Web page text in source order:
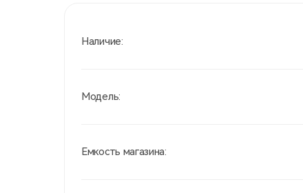
Наличие:
Модель:
Емкость магазина: